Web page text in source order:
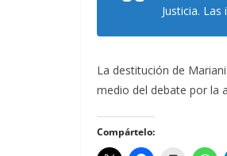
Justicia.
La destitución de
medio del debate por la
Compártelo: